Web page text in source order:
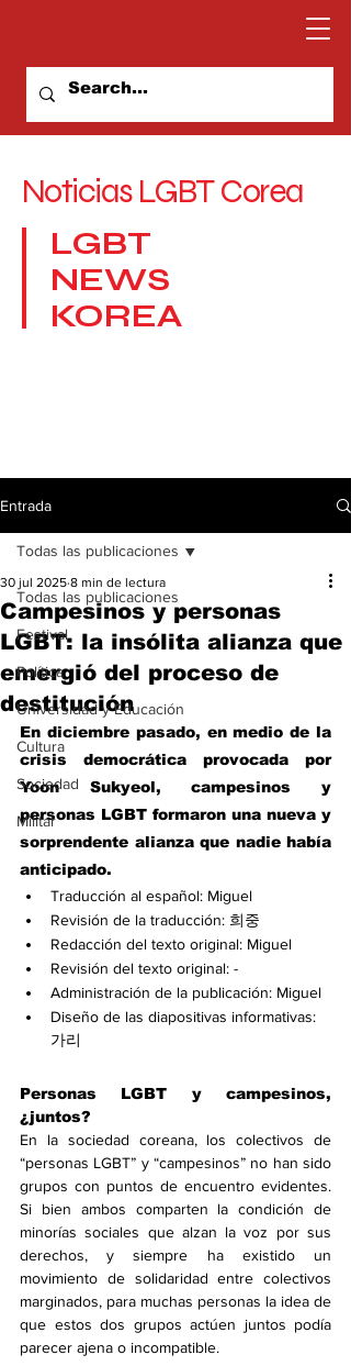
Noticias LGBT Corea
LGBT
NEWS
KOREA
Entrada
Todas las publicaciones
Festival
Política
Universidad y Educación
Cultura
Sociedad
Militar
Todas las publicaciones
Campesinos y personas
LGBT: la insólita alianza que
emergió del proceso de
destitución
30 jul 2025 8 min de lectura
En diciembre pasado, en medio de la
crisis democrática provocada por
Yoon Sukyeol, campesinos y
personas LGBT formaron una nueva y
sorprendente alianza que nadie había
anticipado.
Traducción al español: Miguel
Revisión de la traducción: 희중
Redacción del texto original: Miguel
Revisión del texto original: -
Administración de la publicación: Miguel
Diseño de las diapositivas informativas:
가리
Personas LGBT y campesinos,
¿juntos?
En la sociedad coreana, los colectivos de
“personas LGBT” y “campesinos” no han sido
grupos con puntos de encuentro evidentes.
Si bien ambos comparten la condición de
minorías sociales que alzan la voz por sus
derechos, y siempre ha existido un
movimiento de solidaridad entre colectivos
marginados, para muchas personas la idea de
que estos dos grupos actúen juntos podía
parecer ajena o incompatible.